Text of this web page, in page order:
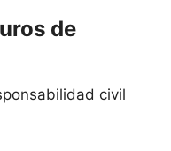
de
civil